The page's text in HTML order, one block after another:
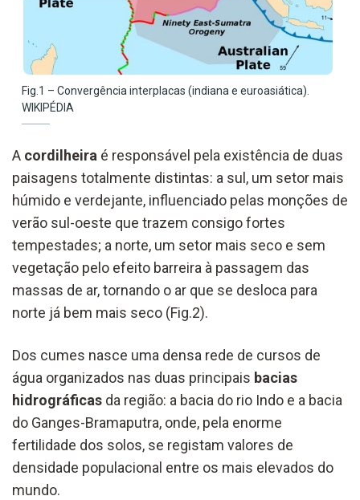
Fig.1 – Convergência interplacas (indiana e euroasiática).
WIKIPÉDIA
A cordilheira é responsável pela existência de duas
paisagens totalmente distintas: a sul, um setor mais
húmido e verdejante, influenciado pelas monções de
verão sul-oeste que trazem consigo fortes
tempestades; a norte, um setor mais seco e sem
vegetação pelo efeito barreira à passagem das
massas de ar, tornando o ar que se desloca para
norte já bem mais seco (Fig.2).
Dos cumes nasce uma densa rede de cursos de
água organizados nas duas principais bacias
hidrográficas da região: a bacia do rio Indo e a bacia
do Ganges-Bramaputra, onde, pela enorme
fertilidade dos solos, se registam valores de
densidade populacional entre os mais elevados do
mundo.